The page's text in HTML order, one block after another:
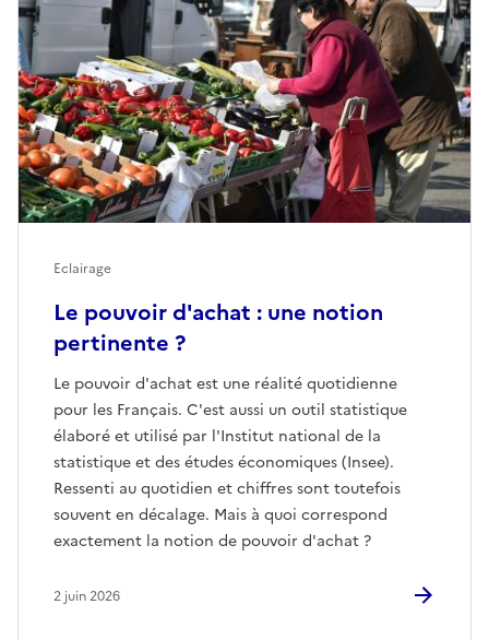
Le pouvoir d'achat : une notion
pertinente ?
Le pouvoir d'achat est une réalité quotidienne
pour les Français. C'est aussi un outil statistique
élaboré et utilisé par l'Institut national de la
statistique et des études économiques (Insee).
Ressenti au quotidien et chiffres sont toutefois
souvent en décalage. Mais à quoi correspond
exactement la notion de pouvoir d'achat ?
Eclairage
2 juin 2026